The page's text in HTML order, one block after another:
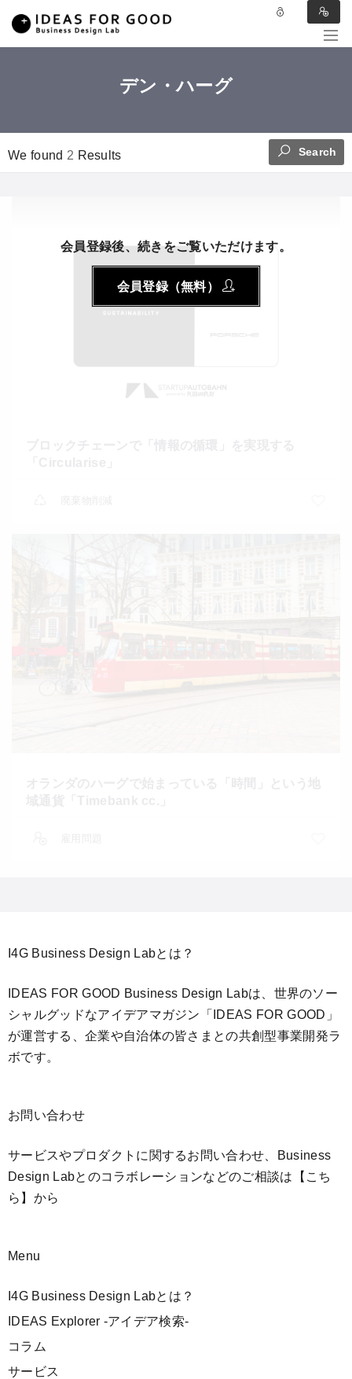
デン・ハーグ
We found 2 Results Search
会員登録後、続きをご覧いただけます。
会員登録（無料）
I4G Business Design Labとは？
IDEAS FOR GOOD Business Design Labは、世界のソー
シャルグッドなアイデアマガジン「IDEAS FOR GOOD」
が運営する、企業や自治体の皆さまとの共創型事業開発ラ
ボです。
お問い合わせ
サービスやプロダクトに関するお問い合わせ、Business
Design Labとのコラボレーションなどのご相談は 【こち
ら】 から
Menu
I4G Business Design Labとは？
IDEAS Explorer -アイデア検索-
コラム
サービス